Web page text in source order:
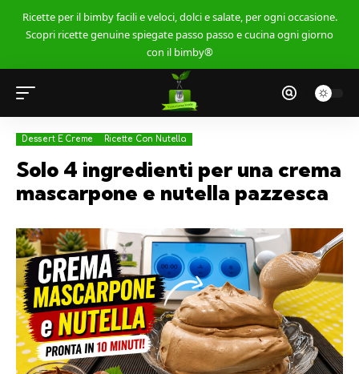
Ricette per il bimby facili e veloci, dolci e salate, per ogni occasione.
Scopri ricette genuine spiegate passo passo e cucina ogni giorno
con il bimby®
Dessert E Creme Ricette Con Nutella
Solo 4 ingredienti per una crema
mascarpone e nutella pazzesca